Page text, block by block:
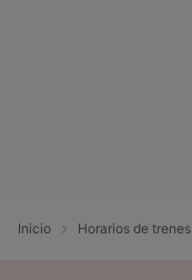
Inicio Horarios de trenes